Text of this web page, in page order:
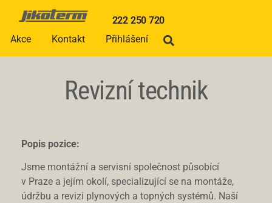
222 250 720
Akce
Kontakt Přihlášení
Revizní technik
Popis pozice:
Jsme montážní a servisní společnost působící
v Praze a jejím okolí, specializující se na montáže,
údržbu a revizi plynových a topných systémů. Naší